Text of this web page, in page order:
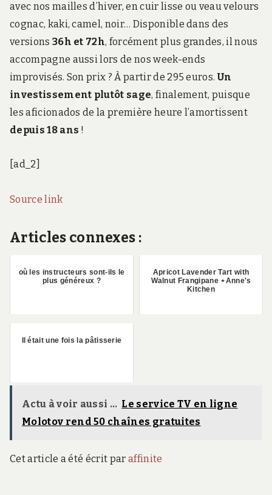
avec nos mailles d’hiver, en cuir lisse ou veau velours
cognac, kaki, camel, noir… Disponible dans des
versions 36h et 72h, forcément plus grandes, il nous
accompagne aussi lors de nos week-ends
improvisés. Son prix ? À partir de 295 euros.Un
investissement plutôt sage, finalement, puisque
les aficionados de la première heure l’amortissent
depuis 18 ans !
[ad_2]
Source link
Articles connexes :
où les instructeurs sont-ils le
plus généreux ?
Apricot Lavender Tart with
Walnut Frangipane ⋆Anne's
Kitchen
Il était une fois la pâtisserie
Actu à voir aussi ... Le service TV en ligne
Molotov rend 50 chaînes gratuites
Cet article a été écrit par affinite